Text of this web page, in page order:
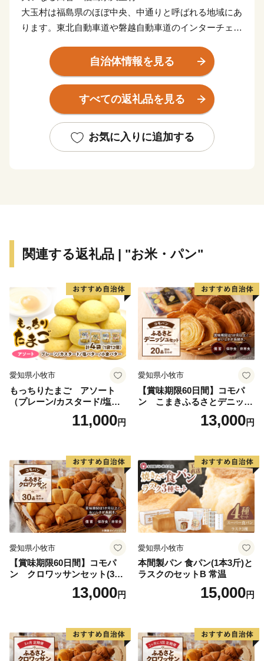
大玉村は福島県のほぼ中央、中通りと呼ばれる地域にあ
ります。東北自動車道や磐越自動車道のインターチェン
国道4号線が村の東部地区を縦断しており、国道に隣接
する「あだたらの里直売所」では村内で収穫された、新
鮮な農産物を販売しています。
主な産業は農業です。
安達太良山を源流とする安達太良川、百日川、杉田川の
いぐねの「い」は「居」で家を、「くね」は「久根」で
屋敷を取り囲む屋敷林は、防風・防雪林としてなくては
ならないものです。安達太良山から吹き付けられる風を
考慮した先人の知恵になります。
この「居久根」を有した風景の美しさから、2014年に
「日本で最も美しい村」連合に加盟を果たしました。
自治体情報を見る
すべての返礼品を見る
お気に入りに追加する
関連する返礼品 | "お米・パン"
愛知県小牧市
もっちりたまご アソート
（プレーン/カスタード/塩バ
ター/小倉バター）11,000円
愛知県小牧市
【賞味期限60日間】コモパ
ン こまきふるさとデニッシ
ュセット（20個入り）／災害
用備蓄 保存食 非常食 防災グ
13,000円
愛知県小牧市
【賞味期限60日間】コモパ
ン クロワッサンセット(30
個入り)／災害用備蓄 保存食
非常食 防災グッズにも
13,000円
愛知県小牧市
本間製パン 食パン(1本3斤)と
ラスクのセットB 常温
15,000円